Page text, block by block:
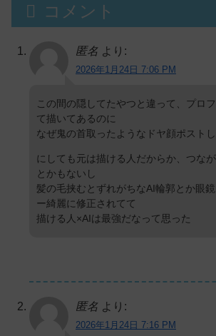
コメント
匿名 より:
2026年1月24日 7:06 PM
この間の隠してたやつと違って、プロ
て描いてあるのに
なぜ鬼の首取ったようなドヤ顔ポスト
にしても元は描ける人だからか、つな
とかもないし
髪の毛挟むとずれがちなAI輪郭とか眼
ー綺麗に修正されてて
描ける人×AIは最強だなって思った
匿名 より:
2026年1月24日 7:16 PM